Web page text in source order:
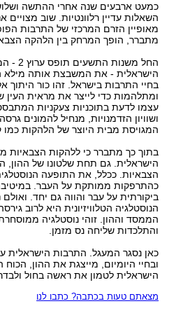
כמעט ארבעים שנה אחרי ההתשה
השאלות עדיין רלוונטיות. שוב
מאופיין הזרם המרכזי של התרבות
מתברר, הופך המרחק בין הלהקה
החל
הישראלית - את המשבצת אותה מילא
בחיי התרבות בישראל. זהו כור היתוך
ומתלהמות כדי לייצר את מראית העין
עצמו לדעת בתוכניות צעקניות
ושוויון הזדמנויות, מנחיל להמונים
המגויסת מבית היוצר של הלהקות כמו
בתוך כך מתברר כי ללהקות הצבאיות
הישראלית. גם תחת שלטונו של ההון,
הצבאיות. ככלל, את התופעה
כהתרפקות ממותקת על העבר.
ביקורתית על עבר והווה גם יחד.
הנוסטלגיה הטלוויזיונית היא לרוב
הממסד וההון. זוהי נוסטלגיה
והתלכדות שליחה נס מזמן.
כאן נסגר המעגל. התרבות הישראלית על
ובחיי היומיום, מייצגת את ההון,
הישראלית לטמון את ראשה בחול
מצאתם טעות בכתבה? כתבו לנו